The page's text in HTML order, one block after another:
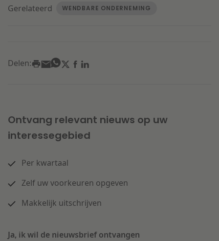
Gerelateerd WENDBARE ONDERNEMING
Delen:
Ontvang relevant nieuws op uw
interessegebied
Per kwartaal
Zelf uw voorkeuren opgeven
Makkelijk uitschrijven
Ja, ik wil de nieuwsbrief ontvangen